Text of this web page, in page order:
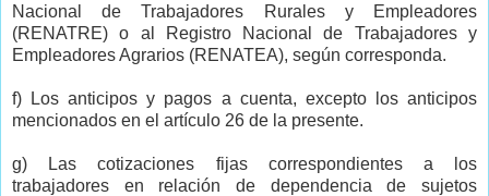
Nacional de Trabajadores Rurales y Empleadores
(RENATRE) o al Registro Nacional de Trabajadores y
Empleadores Agrarios (RENATEA), según corresponda.
f) Los anticipos y pagos a cuenta, excepto los anticipos
mencionados en el artículo 26 de la presente.
g) Las cotizaciones fijas correspondientes a los
trabajadores en relación de dependencia de sujetos